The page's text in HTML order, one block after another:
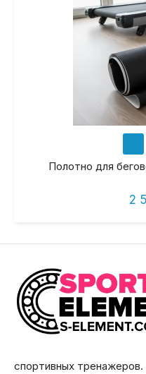
Полотно для
2
спортивных